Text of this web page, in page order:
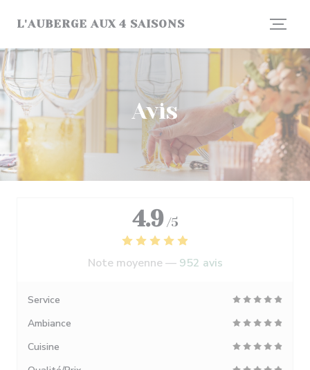
L'AUBERGE AUX 4 SAISONS
Avis
4.9 /5
Note moyenne — 952 avis
Service
Ambiance
Cuisine